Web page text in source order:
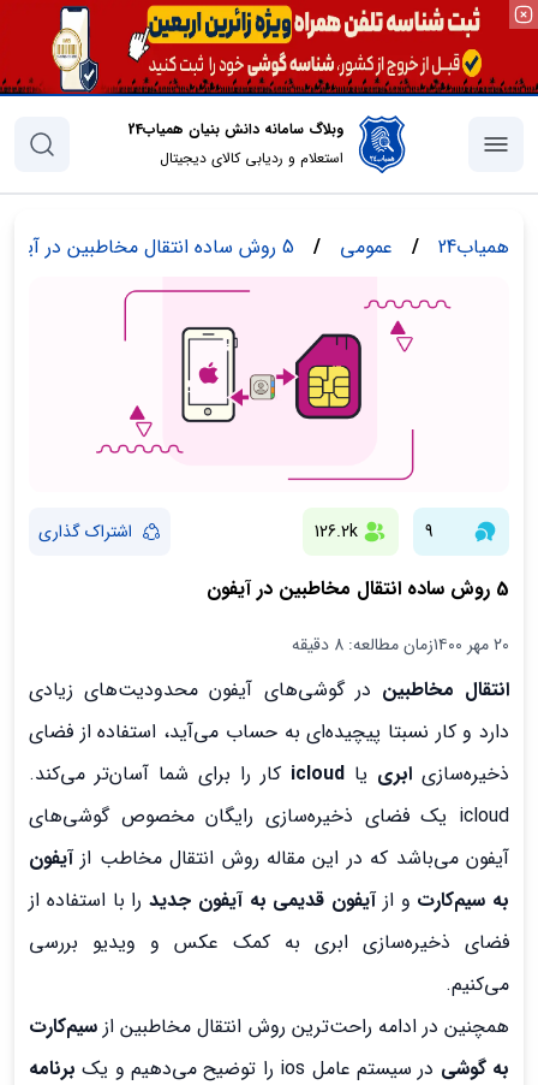
وبلاگ سامانه دانش بنیان همیاب24
استعلام و ردیابی کالای دیجیتال
همیاب24 / عمومی / 5 روش ساده انتقال مخاطبین در آیفون
9
126.2k اشتراک گذاری
5 روش ساده انتقال مخاطبین در آیفون
۲۰ مهر ۱۴۰۰ زمان مطالعه: 8 دقیقه
انتقال مخاطبین در گوشی‌های آیفون محدودیت‌های زیادی
دارد و کار نسبتا پیچیده‌ای به حساب می‌آید، استفاده از فضای
ذخیره‌سازی ابری یا icloud کار را برای شما آسان‌تر می‌کند.
icloud یک فضای ذخیره‌سازی رایگان مخصوص گوشی‌های
آیفون می‌باشد که در این مقاله روش انتقال مخاطب ازآیفون
به سیم‌کارت و ازآیفون قدیمی به آیفون جدید را با استفاده از
فضای ذخیره‌سازی ابری به کمک عکس و ویدیو بررسی
می‌کنیم.
همچنین در ادامه راحت‌ترین روش انتقال مخاطبین ازسیم‌کارت
به گوشی در سیستم عامل ios را توضیح می‌دهیم و یک
برنامه